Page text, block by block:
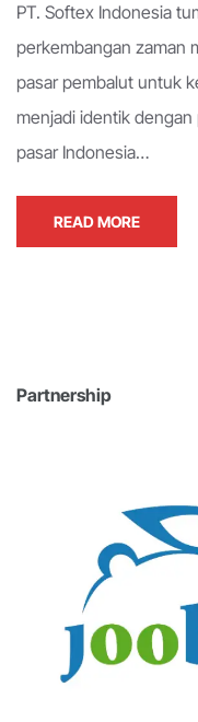
PT. Softex Indonesia
perkembangan zaman
pasar pembalut untuk
menjadi identik
pasar Indonesia…
READ MORE
Partnership